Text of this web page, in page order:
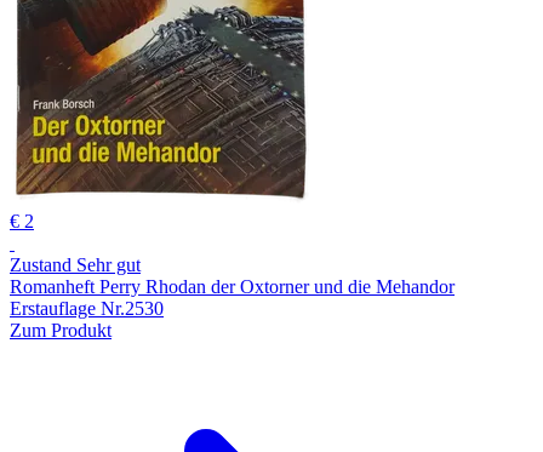
€ 2
Zustand Sehr gut
Romanheft Perry Rhodan der Oxtorner und die Mehandor
Erstauflage Nr.2530
Zum Produkt